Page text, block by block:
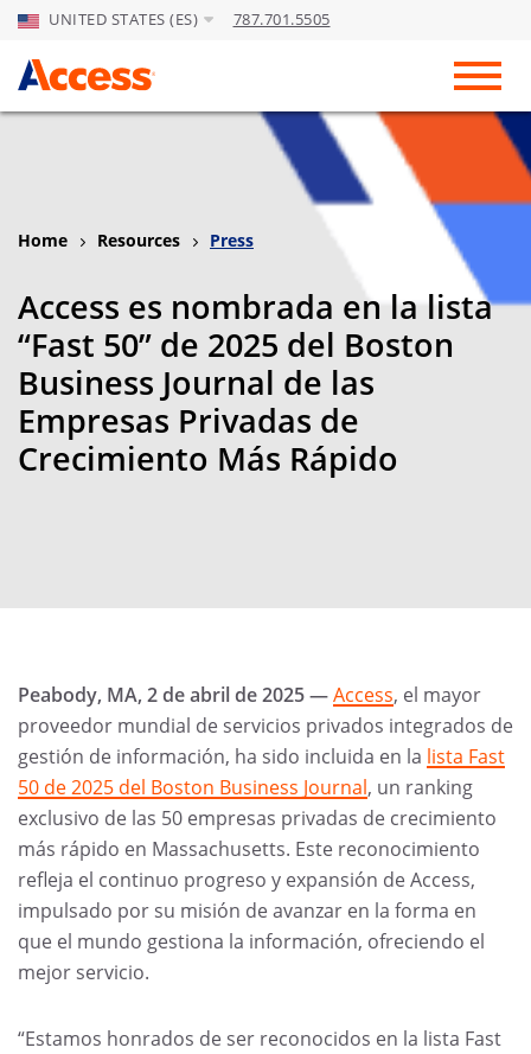
Skip to Main Content
UNITED STATES (ES) 787.701.5505
Home Resources Press
Access es nombrada en la lista
“Fast 50” de 2025 del Boston
Business Journal de las
Empresas Privadas de
Crecimiento Más Rápido
Peabody, MA, 2 de abril de 2025 —Access, el mayor
proveedor mundial de servicios privados integrados de
gestión de información, ha sido incluida en la lista Fast
50 de 2025 del Boston Business Journal, un ranking
exclusivo de las 50 empresas privadas de crecimiento
más rápido en Massachusetts. Este reconocimiento
refleja el continuo progreso y expansión de Access,
impulsado por su misión de avanzar en la forma en
que el mundo gestiona la información, ofreciendo el
mejor servicio.
“Estamos honrados de ser reconocidos en la lista Fast